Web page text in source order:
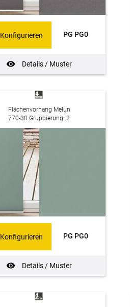
PG PG0
Details / Muster
Konfigurieren
Flächenvorhang Melun
770-3fl Gruppierung: 2
PG PG0
Details / Muster
Konfigurieren